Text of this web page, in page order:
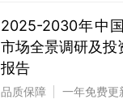
2025-2030年中国
市场全景调研及投
报告
品质保障 一年免费更